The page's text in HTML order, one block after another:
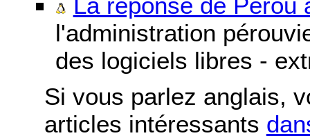
l'administration
des logiciels libres -
Si vous parlez anglais,
articles intéressants